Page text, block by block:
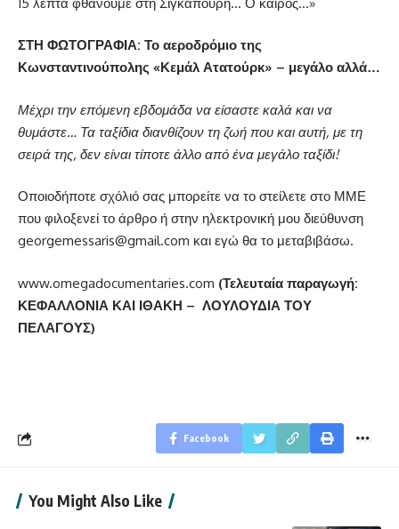
ΣΤΗ ΦΩΤΟΓΡΑΦΙΑ: Το αεροδρόμιο της
Κωνσταντινούπολης «Κεμάλ Ατατούρκ» – μεγάλο αλλά…
Μέχρι την επόμενη εβδομάδα να είσαστε καλά και να
θυμάστε… Τα ταξίδια διανθίζουν τη ζωή που και αυτή, με τη
σειρά της, δεν είναι τίποτε άλλο από ένα μεγάλο ταξίδι!
Οποιοδήποτε σχόλιό σας μπορείτε να το στείλετε στο ΜΜΕ
που φιλοξενεί το άρθρο ή στην ηλεκτρονική μου διεύθυνση
georgemessaris@gmail.com και εγώ θα το μεταβιβάσω.
www.omegadocumentaries.com (Τελευταία παραγωγή:
ΚΕΦΑΛΛΟΝΙΑ ΚΑΙ ΙΘΑΚΗ – ΛΟΥΛΟΥΔΙΑ ΤΟΥ
ΠΕΛΑΓΟΥΣ)
Facebook
You Might Also Like